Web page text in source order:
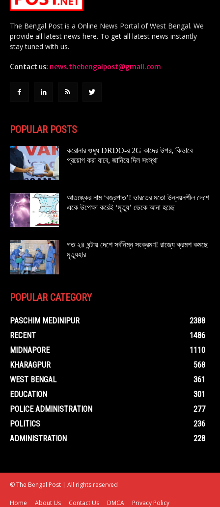
The Bengal Post is a Online News Portal of West Bengal. We
provide all latest news here. To get all latest news instantly
stay tuned with us.
Contact us: news.thebengalpost@gmail.com
POPULAR POSTS
করোনার ওষুধ DRDO-র 2G কাদের উপর, কিভাবে
প্রয়োগ করা যাবে, জানিয়ে দিল সংস্থা
আতঙ্কের নাম ‘বজ্রপাত’! ভারতের মতো উন্নয়নশীল দেশে
একে উপেক্ষা করেই ‘মৃত্যু’ ডেকে আনা হচ্ছে
গত ২৪ ঘন্টায় দেশে সর্বনিম্ন সংক্রমণ! রাজ্যে ক্রমশ কমছে
মৃত্যুহার
POPULAR CATEGORY
PASCHIM MEDINIPUR
2388
RECENT
1486
MIDNAPORE
1110
KHARAGPUR
568
WEST BENGAL
361
EDUCATION
301
POLICE ADMINISTRATION
277
POLITICS
236
ADMINISTRATION
228
© The Bengal Post | All rights reserved
Home About Us Contact Us DMCA Privacy Policy